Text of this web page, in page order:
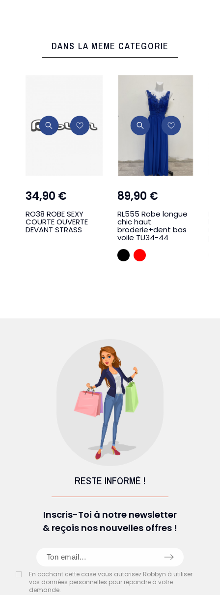
DANS LA MÊME CATÉGORIE
34,90 €
RO38 ROBE SEXY
COURTE OUVERTE
DEVANT STRASS
89,90 €
RL555 Robe longue
chic haut
broderie+dent bas
voile TU34-44
NOIRROUGE
RESTE INFORMÉ !
Inscris-Toi à notre newsletter
& reçois nos nouvelles offres !
En cochant cette case vous autorisez Robbyn à utiliser
vos données personnelles pour répondre à votre
demande.